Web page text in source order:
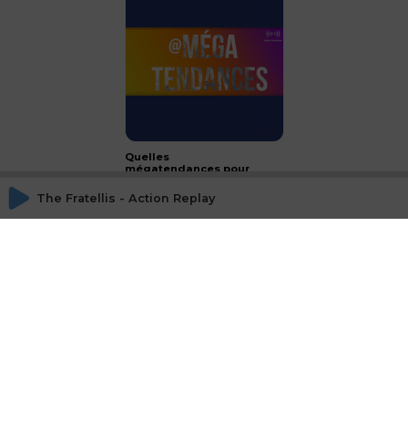
Quelles
mégatendances pour
The Fratellis - Action Replay